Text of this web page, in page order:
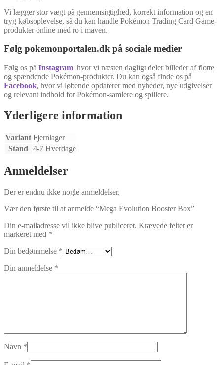
Vi lægger stor vægt på gennemsigtighed, korrekt information og en
tryg købsoplevelse, så du kan handle Pokémon Trading Card Game-
produkter online med ro i maven.
Følg pokemonportalen.dk på sociale medier
Følg os på Instagram, hvor vi næsten dagligt deler billeder af flotte
og spændende Pokémon-produkter. Du kan også finde os på
Facebook, hvor vi løbende opdaterer med nyheder, nye udgivelser
og relevant indhold for Pokémon-samlere og spillere.
Yderligere information
Variant Fjernlager
Stand
4-7 Hverdage
Anmeldelser
Der er endnu ikke nogle anmeldelser.
Vær den første til at anmelde “Mega Evolution Booster Box”
Din e-mailadresse vil ikke blive publiceret. Krævede felter er
markeret med *
Din bedømmelse *
Din anmeldelse *
Navn *